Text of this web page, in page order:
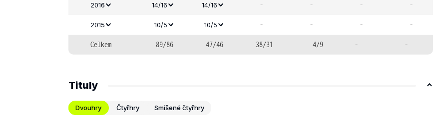
2016 14/16 14/16 - - - -
2015 10/5 10/5 - - - -
Celkem 89/86 47/46 38/31 4/9 - -
Tituly
Dvouhry Čtyřhry Smíšené čtyřhry